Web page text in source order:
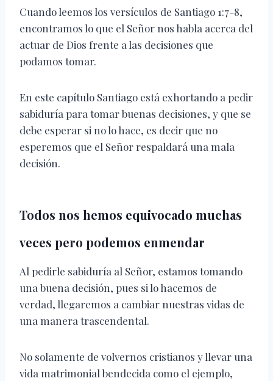
Cuando leemos los versículos de Santiago 1:7-8,
encontramos lo que el Señor nos habla acerca del
actuar de Dios frente a las decisiones que
podamos tomar.
En este capítulo Santiago está exhortando a pedir
sabiduría para tomar buenas decisiones, y que se
debe esperar si no lo hace, es decir que no
esperemos que el Señor respaldará una mala
decisión.
Todos nos hemos equivocado muchas
veces pero podemos enmendar
Al pedirle sabiduría al Señor, estamos tomando
una buena decisión, pues si lo hacemos de
verdad, llegaremos a cambiar nuestras vidas de
una manera trascendental.
No solamente de volvernos cristianos y llevar una
vida matrimonial bendecida como el ejemplo,